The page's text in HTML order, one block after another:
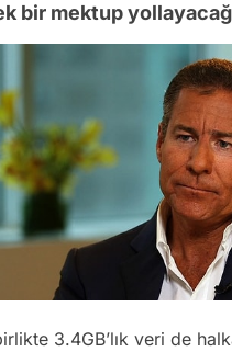
bir mektup
3.4GB’lık veri de